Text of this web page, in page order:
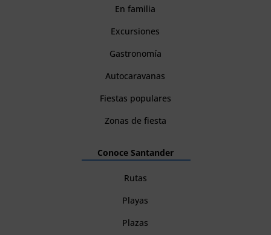
En familia
Excursiones
Gastronomía
Autocaravanas
Fiestas populares
Zonas de fiesta
Conoce Santander
Rutas
Playas
Plazas